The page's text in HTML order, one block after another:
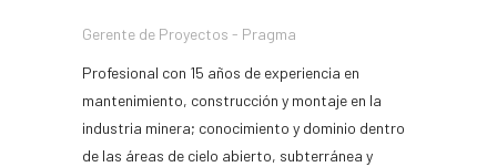
Gerente de Proyectos - Pragma
Profesional con 15 años de experiencia en
mantenimiento, construcción y montaje en la
industria minera; conocimiento y dominio dentro
de las áreas de cielo abierto, subterránea y